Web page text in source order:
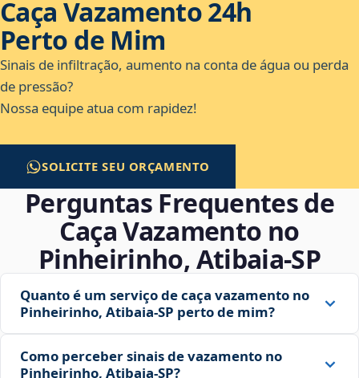
Caça Vazamento 24h
Perto de Mim
Sinais de infiltração, aumento na conta de água ou perda
de pressão?
Nossa equipe atua com rapidez!
SOLICITE SEU ORÇAMENTO
Perguntas Frequentes de
Caça Vazamento no
Pinheirinho, Atibaia‑SP
Quanto é um serviço de caça vazamento no
Pinheirinho, Atibaia‑SP perto de mim?
Como perceber sinais de vazamento no
Pinheirinho, Atibaia‑SP?